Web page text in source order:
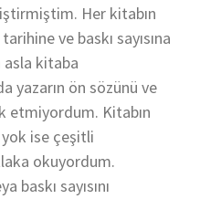
Her kitabın
ve baskı sayısına
asla kitaba
yazarın ön sözünü ve
etmiyordum. Kitabın
ise çeşitli
okuyordum.
baskı sayısını